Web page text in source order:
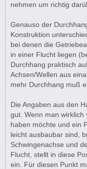
nehmen um richtig
Genauso der
Konstruktion
bei denen die
in einer Flucht liegen
Durchhang praktisch
Achsen/Wellen aus
mehr Durchhang muß
Die Angaben aus den
gut. Wenn man
haben möchte und ein
leicht ausbaubar sind,
Schwingenachse und
Flucht, stellt in diese
ein. Für diesen Punkt